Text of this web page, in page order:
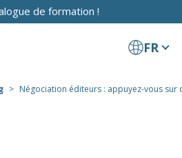
de formation !
FR
Négociation éditeurs : appuyez-vous sur